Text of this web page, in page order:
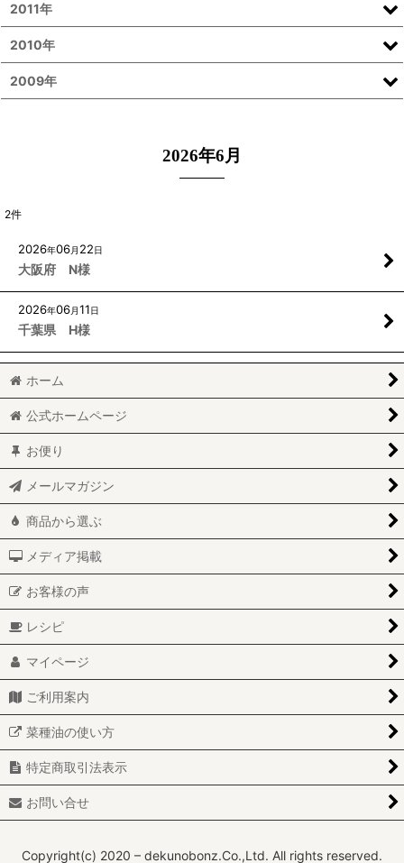
2026年6月
2件
2026年06月 22日
大阪府 N様
2026年06月11日
千葉県 H様
2011年
2010年
2009年
ホーム
公式ホームページ
お便り
メールマガジン
商品から選ぶ
メディア掲載
お客様の声
レシピ
マイページ
ご利用案内
菜種油の使い方
特定商取引法表示
お問い合せ
Copyright(c) 2020 – dekunobonz.Co.,Ltd. All rights reserved.